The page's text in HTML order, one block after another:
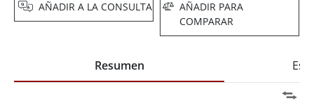
AÑADIR A LA CONSULTA
AÑADIR PARA
COMPARAR
Resumen